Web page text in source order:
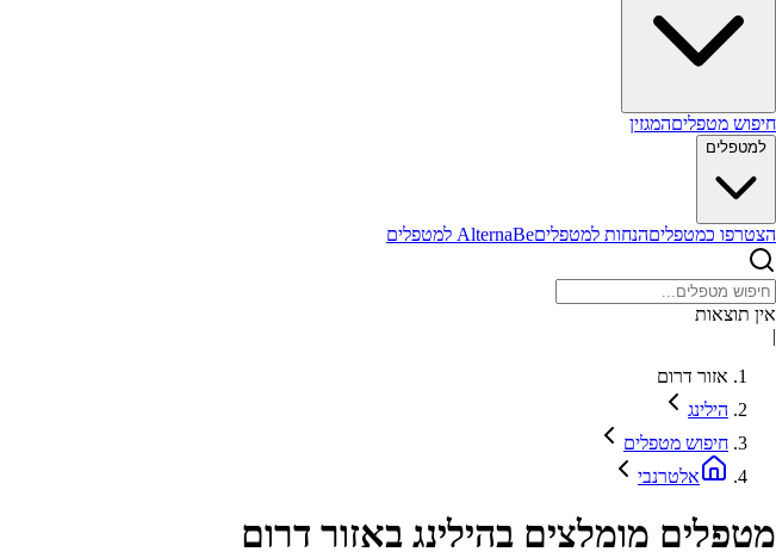
חיפוש מטפליםהמגזין
למטפלים
הצטרפו כמטפליםהנחות למטפליםAlternaBe למטפלים
אין תוצאות
|
אזור דרום
הילינג
חיפוש מטפלים
אלטרנבי
מטפלים מומלצים בהילינג באזור דרום